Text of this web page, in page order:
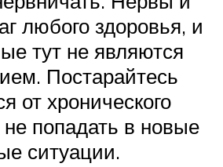
любого здоровья, и
тут не являются
Постарайтесь
от хронического
не попадать в новые
ситуации.